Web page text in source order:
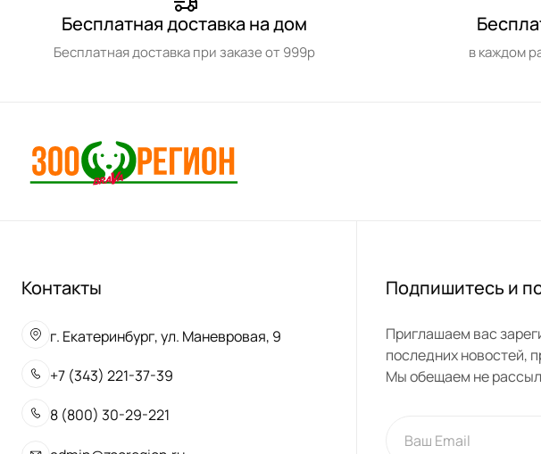
Бесплатная доставка на дом
Бесплатная доставка при заказе от 999р в каждом
Контакты
г. Екатеринбург, ул. Маневровая, 9
+7 (343) 221-37-39
8 (800) 30-29-221
Подпишитесь и
Приглашаем вас
последних новостей,
Мы обещаем не